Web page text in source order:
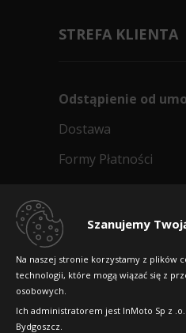
Szanujemy
Na naszej stronie korzystamy z plików
technologii, które mogą wiązać się z
osobowych.
Ich administratorem jest InMoto Sp z
Bydgoszcz.
STREFA KLIENTA
Odstąpienie od
Dostawa
Formy Płatności
Dlaczego warto
Raty
FAQ